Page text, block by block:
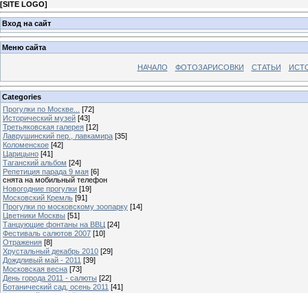
[SITE LOGO]
Вход на сайт
Меню сайта
НАЧАЛО ФОТОЗАРИСОВКИ СТАТЬИ
Categories
Прогулки по Москве...
[72]
Исторический музей [43]
Третьяковская галерея [12]
Лаврушинский пер., лавкамира [35]
Коломенское [42]
Царицыно [41]
Таганский альбом [24]
Репетиция парада 9 мая [6]
снята на мобильный телефон
Новогодние прогулки [19]
Московский Кремль [91]
Прогулки по московскому зоопарку [14]
Цветники Москвы [51]
Танцующие фонтаны на ВВЦ [24]
Фестиваль салютов 2007 [10]
Отражения [8]
Хрустальный декабрь 2010 [29]
Дождливый май - 2011 [39]
Московская весна [73]
День города 2011 - салюты [22]
Ботанический сад, осень 2011 [41]